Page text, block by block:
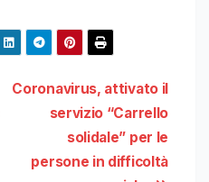
Coronavirus, attivato il
servizio “Carrello
solidale” per le
persone in difficoltà